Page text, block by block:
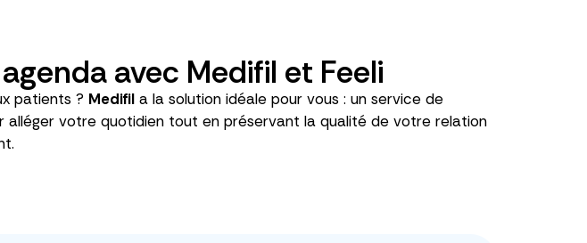
avec Medifil et Feeli
patients ? Medifil a la solution idéale pour vous : un service de
votre quotidien tout en préservant la qualité de votre relation